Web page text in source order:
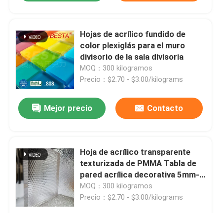
Hojas de acrílico fundido de
color plexiglás para el muro
divisorio de la sala divisoria
MOQ：300 kilogramos
Precio：$2.70 - $3.00/kilograms
Mejor precio Contacto
Hoja de acrílico transparente
texturizada de PMMA Tabla de
pared acrílica decorativa 5mm-
40mm
MOQ：300 kilogramos
Precio：$2.70 - $3.00/kilograms